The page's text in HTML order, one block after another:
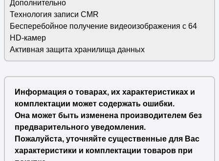
Дополнительно
Технология записи CMR
Бесперебойное получение видеоизображения с 64
HD-камер
Активная защита хранилища данных
Информация о товарах, их характеристиках и
комплектации может содержать ошибки.
Она может быть изменена производителем без
предварительного уведомления.
Пожалуйста, уточняйте существенные для Вас
характеристики и комплектации товаров при